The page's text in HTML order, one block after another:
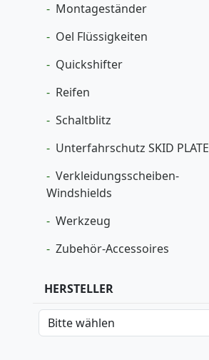
Montageständer
Oel Flüssigkeiten
Quickshifter
Reifen
Schaltblitz
Unterfahrschutz SKID PLATE
Verkleidungsscheiben-
Windshields
Werkzeug
Zubehör-Accessoires
HERSTELLER